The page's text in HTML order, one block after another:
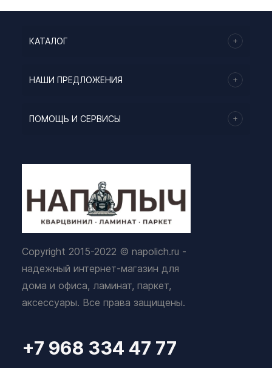
КАТАЛОГ
НАШИ ПРЕДЛОЖЕНИЯ
ПОМОЩЬ И СЕРВИСЫ
Copyright 2015-2022 © napolich.ru -
надежный интернет-магазин для
дома и офиса, ламинат, паркет,
аксессуары. Все права защищены.
+7 968 334 47 77